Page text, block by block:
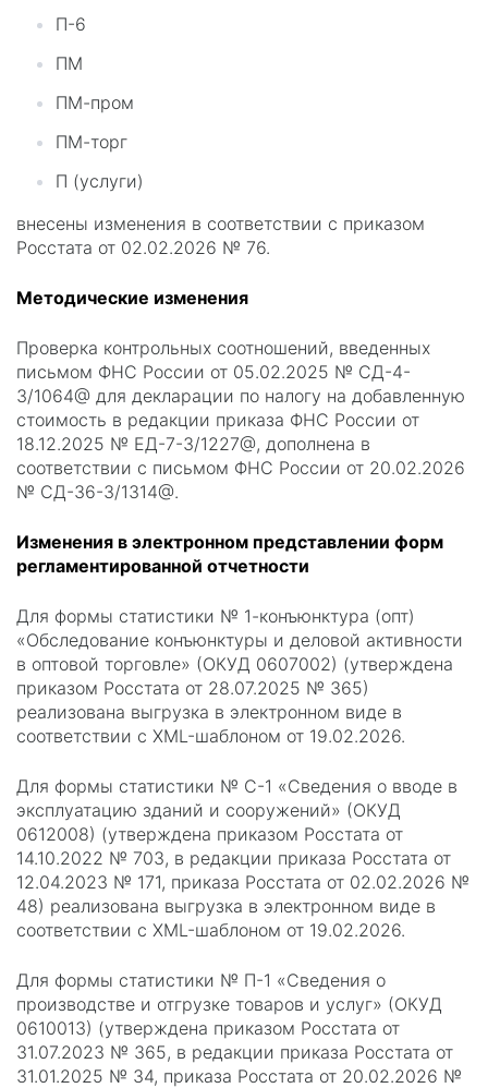
П-6
ПМ
ПМ-пром
ПМ-торг
П (услуги)
внесены изменения в соответствии с приказом
Росстата от 02.02.2026 № 76.
Методические изменения
Проверка контрольных соотношений, введенных
письмом ФНС России от 05.02.2025 № СД-4-
3/1064@ для декларации по налогу на добавленную
стоимость в редакции приказа ФНС России от
18.12.2025 № ЕД-7-3/1227@, дополнена в
соответствии с письмом ФНС России от 20.02.2026
№ СД-36-3/1314@.
Изменения в электронном представлении форм
регламентированной отчетности
Для формы статистики № 1-конъюнктура (опт)
«Обследование конъюнктуры и деловой активности
в оптовой торговле» (ОКУД 0607002) (утверждена
приказом Росстата от 28.07.2025 № 365)
реализована выгрузка в электронном виде в
соответствии с XML-шаблоном от 19.02.2026.
Для формы статистики № С-1 «Сведения о вводе в
эксплуатацию зданий и сооружений» (ОКУД
0612008) (утверждена приказом Росстата от
14.10.2022 № 703, в редакции приказа Росстата от
12.04.2023 № 171, приказа Росстата от 02.02.2026 №
48) реализована выгрузка в электронном виде в
соответствии с XML-шаблоном от 19.02.2026.
Для формы статистики № П-1 «Сведения о
производстве и отгрузке товаров и услуг» (ОКУД
0610013) (утверждена приказом Росстата от
31.07.2023 № 365, в редакции приказа Росстата от
31.01.2025 № 34, приказа Росстата от 20.02.2026 №